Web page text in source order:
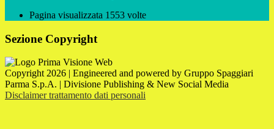
Pagina visualizzata 1553 volte
Sezione Copyright
Copyright 2026 | Engineered and powered by Gruppo Spaggiari
Parma S.p.A. | Divisione Publishing & New Social Media
Disclaimer trattamento dati personali